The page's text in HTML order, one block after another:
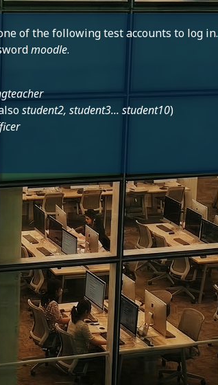
of the following test accounts to log in.
moodle.
student2, student3... student10)